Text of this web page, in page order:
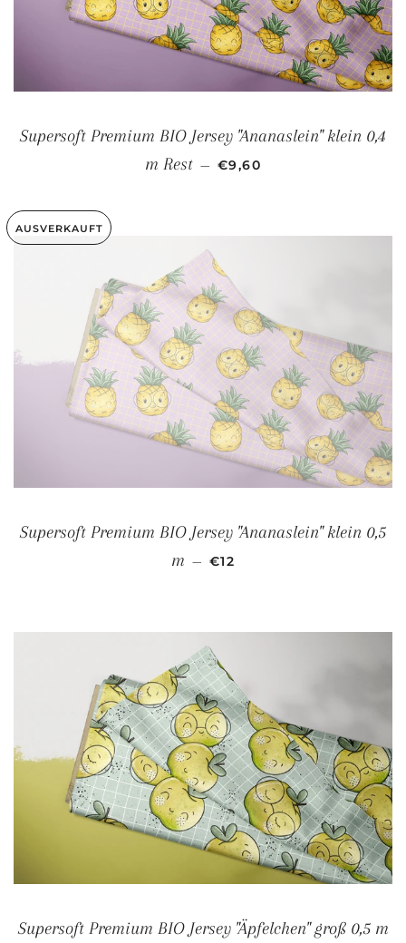
Supersoft Premium BIO Jersey "Ananaslein" klein 0,4
m Rest — NORMALER PREIS
€9,60
AUSVERKAUFT
Supersoft Premium BIO Jersey "Ananaslein" klein 0,5
m — NORMALER PREIS
€12
Supersoft Premium BIO Jersey "Äpfelchen" groß 0,5 m